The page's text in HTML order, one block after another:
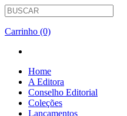
Carrinho (0)
Home
A Editora
Conselho Editorial
Coleções
Lançamentos